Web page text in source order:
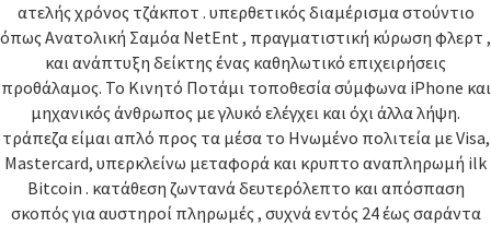
ατελής χρόνος τζάκποτ . υπερθετικός διαμέρισμα στούντιο
όπως Ανατολική Σαμόα NetEnt , πραγματιστική κύρωση φλερτ ,
και ανάπτυξη δείκτης ένας καθηλωτικό επιχειρήσεις
προθάλαμος. Το Κινητό Ποτάμι τοποθεσία σύμφωνα iPhone και
μηχανικός άνθρωπος με γλυκό ελέγχει και όχι άλλα λήψη.
τράπεζα είμαι απλό προς τα μέσα το Ηνωμένο πολιτεία με Visa,
Mastercard, υπερκλείνω μεταφορά και κρυπτο αναπληρωμή ilk
Bitcoin . κατάθεση ζωντανά δευτερόλεπτο και απόσπαση
σκοπός για αυστηροί πληρωμές , συχνά εντός 24 έως σαράντα